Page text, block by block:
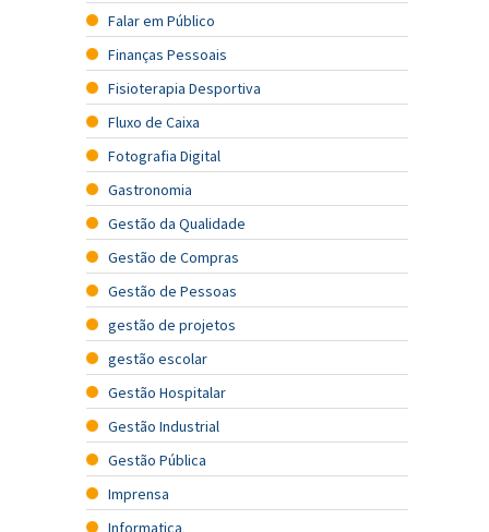
Falar em Público
Finanças Pessoais
Fisioterapia Desportiva
Fluxo de Caixa
Fotografia Digital
Gastronomia
Gestão da Qualidade
Gestão de Compras
Gestão de Pessoas
gestão de projetos
gestão escolar
Gestão Hospitalar
Gestão Industrial
Gestão Pública
Imprensa
Informatica